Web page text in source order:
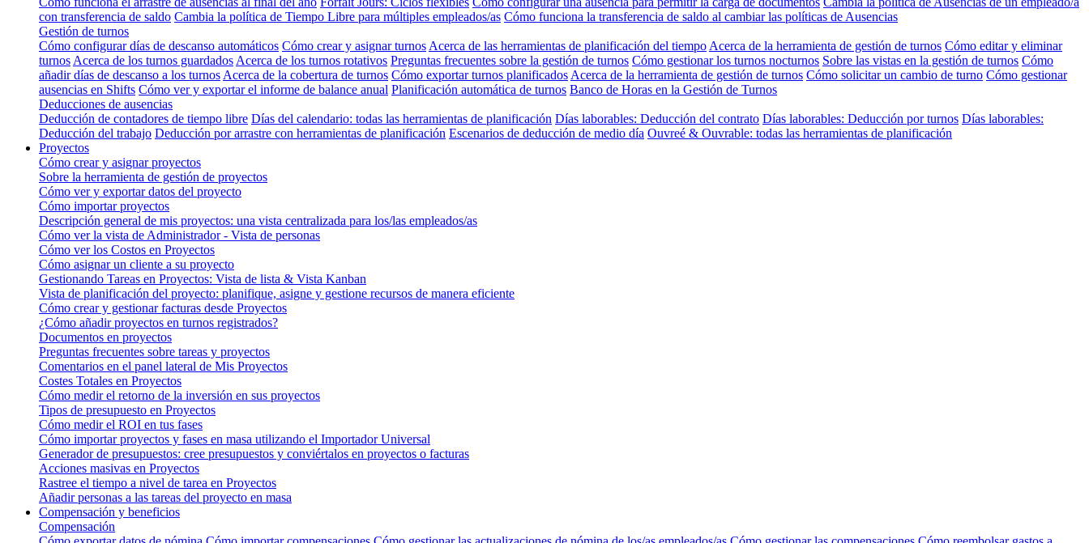
con transferencia de saldo Cambia la política de Tiempo Libre para múltiples empleados/as Cómo funciona la transferencia de saldo al cambiar las políticas de Ausencias
Gestión de turnos
Cómo configurar días de descanso automáticos Cómo crear y asignar turnos Acerca de las herramientas de planificación del tiempo Acerca de la herramienta de gestión de turnos Cómo editar y eliminar
turnos Acerca de los turnos guardados Acerca de los turnos rotativos Preguntas frecuentes sobre la gestión de turnos Cómo gestionar los turnos nocturnos Sobre las vistas en la gestión de turnos Cómo
añadir días de descanso a los turnos Acerca de la cobertura de turnos Cómo exportar turnos planificados Acerca de la herramienta de gestión de turnos Cómo solicitar un cambio de turno Cómo gestionar
ausencias en Shifts Cómo ver y exportar el informe de balance anual Planificación automática de turnos Banco de Horas en la Gestión de Turnos
Deducciones de ausencias
Deducción de contadores de tiempo libre Días del calendario: todas las herramientas de planificación Días laborables: Deducción del contrato Días laborables: Deducción por turnos Días laborables:
Deducción del trabajo Deducción por arrastre con herramientas de planificación Escenarios de deducción de medio día Ouvreé & Ouvrable: todas las herramientas de planificación
Proyectos
Cómo crear y asignar proyectos
Sobre la herramienta de gestión de proyectos
Cómo ver y exportar datos del proyecto
Cómo importar proyectos
Descripción general de mis proyectos: una vista centralizada para los/las empleados/as
Cómo ver la vista de Administrador - Vista de personas
Cómo ver los Costos en Proyectos
Cómo asignar un cliente a su proyecto
Gestionando Tareas en Proyectos: Vista de lista & Vista Kanban
Vista de planificación del proyecto: planifique, asigne y gestione recursos de manera eficiente
Cómo crear y gestionar facturas desde Proyectos
¿Cómo añadir proyectos en turnos registrados?
Documentos en proyectos
Preguntas frecuentes sobre tareas y proyectos
Comentarios en el panel lateral de Mis Proyectos
Costes Totales en Proyectos
Cómo medir el retorno de la inversión en sus proyectos
Tipos de presupuesto en Proyectos
Cómo medir el ROI en tus fases
Cómo importar proyectos y fases en masa utilizando el Importador Universal
Generador de presupuestos: cree presupuestos y conviértalos en proyectos o facturas
Acciones masivas en Proyectos
Rastree el tiempo a nivel de tarea en Proyectos
Añadir personas a las tareas del proyecto en masa
Compensación y beneficios
Compensación